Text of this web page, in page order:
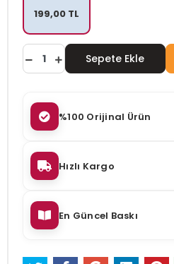
199,00 TL
Sepete Ekle
%100 Orijinal Ürün
Hızlı Kargo
En Güncel Baskı